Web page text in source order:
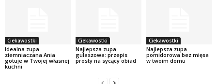
Ciekawostki
Idealna zupa
ziemniaczana Ania
gotuje w Twojej własnej
kuchni
Ciekawostki
Najlepsza zupa
gulaszowa: przepis
prosty na sycący obiad
Ciekawostki
Najlepsza zupa
pomidorowa bez mięsa
w twoim domu